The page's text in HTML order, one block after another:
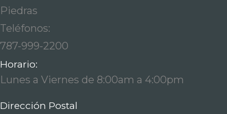
Piedras
Teléfonos:
787-999-2200
Horario:
Lunes a Viernes de 8:00am a 4:00pm
Dirección Postal